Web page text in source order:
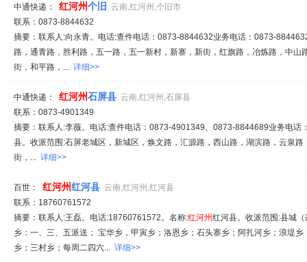
中通快递： 红河州个旧
云南,红河州,个旧市
联系：0873-8844632
摘要：联系人:向永青。电话:查件电话：0873-8844632业务电话：0873-
路，通青路，胜利路，五一路，五一新村，新寨，新街，红旗路，冶炼路，中山
街，和平路，... 详细>>
中通快递： 红河州石屏县 云南,红河州,石屏县
联系：0873-4901349
摘要：联系人:李薇。电话:查件电话：0873-4901349、0873-8844689业务电话
县。收派范围:石屏老城区，新城区，焕文路，汇源路，西山路，湖滨路，云泉
街，... 详细>>
百世： 红河州红河县 云南,红河州,红河县
联系：18760761572
摘要：联系人:王磊。电话:18760761572。名称:红河州红河县。收派范围:县城
乡：一、三、五派送； 宝华乡，甲寅乡；洛恩乡；石头寨乡；阿扎河乡；浪堤
乡；三村乡；每周二四六... 详细>>